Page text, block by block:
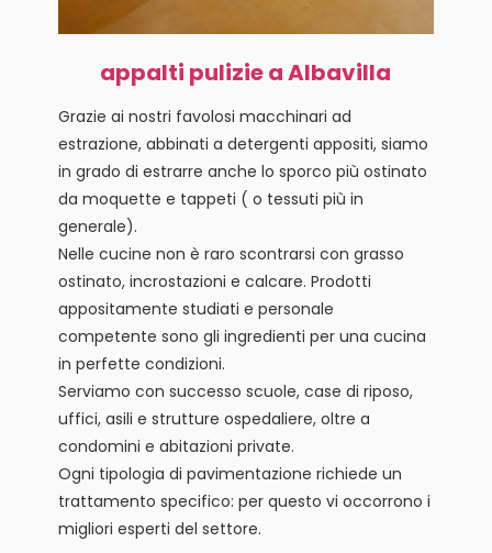
appalti pulizie a Albavilla
Grazie ai nostri favolosi macchinari ad
estrazione, abbinati a detergenti appositi, siamo
in grado di estrarre anche lo sporco più ostinato
da moquette e tappeti ( o tessuti più in
generale).
Nelle cucine non è raro scontrarsi con grasso
ostinato, incrostazioni e calcare. Prodotti
appositamente studiati e personale
competente sono gli ingredienti per una cucina
in perfette condizioni.
Serviamo con successo scuole, case di riposo,
uffici, asili e strutture ospedaliere, oltre a
condomini e abitazioni private.
Ogni tipologia di pavimentazione richiede un
trattamento specifico: per questo vi occorrono i
migliori esperti del settore.